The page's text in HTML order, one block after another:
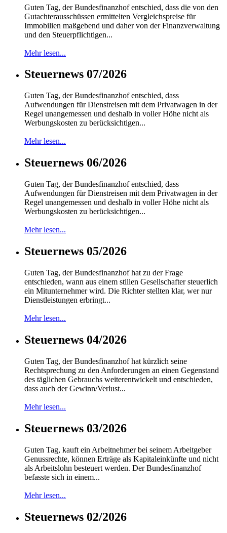
Guten Tag, der Bundesfinanzhof entschied, dass die von den
Gutachterausschüssen ermittelten Vergleichspreise für
Immobilien maßgebend und daher von der Finanzverwaltung
und den Steuerpflichtigen...
Mehr lesen...
Steuernews 07/2026
Guten Tag, der Bundesfinanzhof entschied, dass
Aufwendungen für Dienstreisen mit dem Privatwagen in der
Regel unangemessen und deshalb in voller Höhe nicht als
Werbungskosten zu berücksichtigen...
Mehr lesen...
Steuernews 06/2026
Guten Tag, der Bundesfinanzhof entschied, dass
Aufwendungen für Dienstreisen mit dem Privatwagen in der
Regel unangemessen und deshalb in voller Höhe nicht als
Werbungskosten zu berücksichtigen...
Mehr lesen...
Steuernews 05/2026
Guten Tag, der Bundesfinanzhof hat zu der Frage
entschieden, wann aus einem stillen Gesellschafter steuerlich
ein Mitunternehmer wird. Die Richter stellten klar, wer nur
Dienstleistungen erbringt...
Mehr lesen...
Steuernews 04/2026
Guten Tag, der Bundesfinanzhof hat kürzlich seine
Rechtsprechung zu den Anforderungen an einen Gegenstand
des täglichen Gebrauchs weiterentwickelt und entschieden,
dass auch der Gewinn/Verlust...
Mehr lesen...
Steuernews 03/2026
Guten Tag, kauft ein Arbeitnehmer bei seinem Arbeitgeber
Genussrechte, können Erträge als Kapitaleinkünfte und nicht
als Arbeitslohn besteuert werden. Der Bundesfinanzhof
befasste sich in einem...
Mehr lesen...
Steuernews 02/2026